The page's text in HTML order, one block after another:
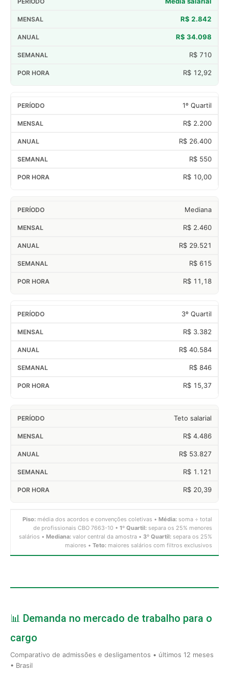
R$ 2.842
R$ 34.098
R$ 710
R$ 12,92
1º Quartil
R$ 2.200
R$ 26.400
R$ 550
R$ 10,00
Mediana
R$ 2.460
R$ 29.521
R$ 615
R$ 11,18
3º Quartil
R$ 3.382
R$ 40.584
R$ 846
R$ 15,37
Teto salarial
R$ 4.486
R$ 53.827
R$ 1.121
R$ 20,39
Piso: média dos acordos e convenções coletivas • Média: soma ÷ total
de profissionais CBO 7663-10 • 1º Quartil: separa os 25% menores
salários • Mediana: valor central da amostra • 3º Quartil: separa os 25%
maiores • Teto: maiores salários com filtros exclusivos
📊 Demanda no mercado de trabalho para o
cargo
Comparativo de admissões e desligamentos • últimos 12 meses
• Brasil